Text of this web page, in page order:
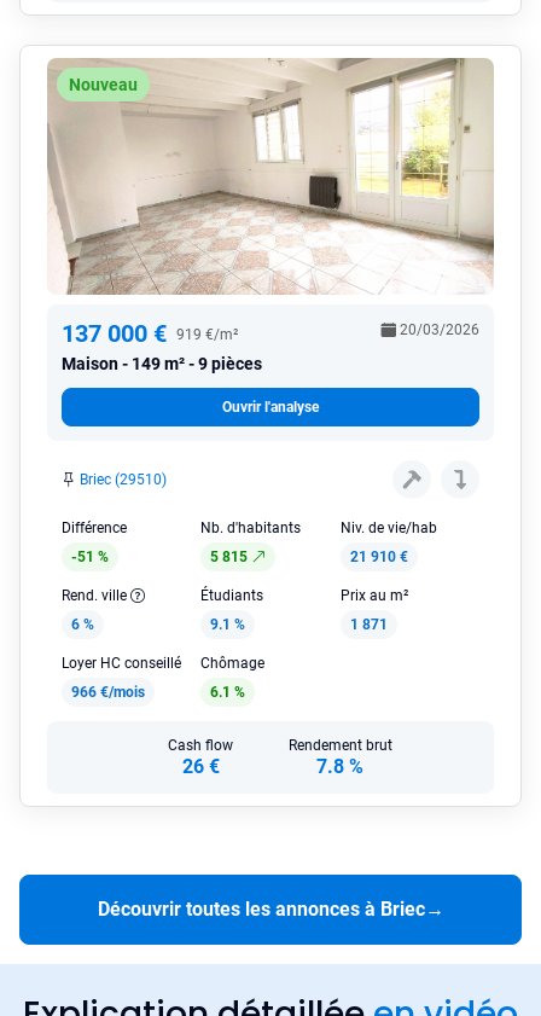
Nouveau
137 000 € 919 €/m²
Maison 149 m² - 9 pièces
20/03/2026
Ouvrir l'analyse
Briec (29510)
Différence
-51 %
Nb. d'habitants
5 815
Niv. de vie/hab
21 910 €
Rend. ville
6 %
Étudiants
9.1 %
Prix au m²
1 871
Loyer HC conseillé
966 €/mois
Chômage
6.1 %
Cash flow
26 €
Rendement brut
7.8 %
Découvrir toutes les annonces à Briec→